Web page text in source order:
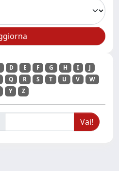
D E F G H I
J
Q R S T U V
W
Y Z